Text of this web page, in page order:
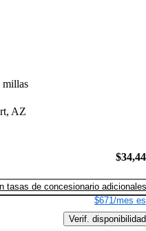
millas
AZ
tasas de concesionario adicionales
$671/mes
Verif. disponibilidad